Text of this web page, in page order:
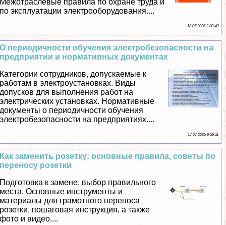
Межотраслевые правила по охране труда и
по эксплуатации электрооборудования....
18 07 2026 2:30:40
О периодичности обучения электробезопасности на
предприятии и нормативных документах
Категории сотрудников, допускаемые к
работам в электроустановках. Виды
допусков для выполнения работ на
электрических установках. Нормативные
документы о периодичности обучения
электробезопасности на предприятиях....
17 07 2026 9:59:11
Как заменить розетку: основные правила, советы по
переносу розетки
Подготовка к замене, выбор правильного
места. Основные инструменты и
материалы для грамотного переноса
розетки, пошаговая инструкция, а также
фото и видео....